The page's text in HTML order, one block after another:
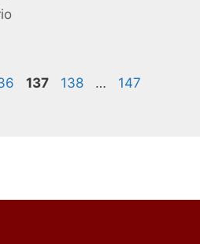
137 138 …
147